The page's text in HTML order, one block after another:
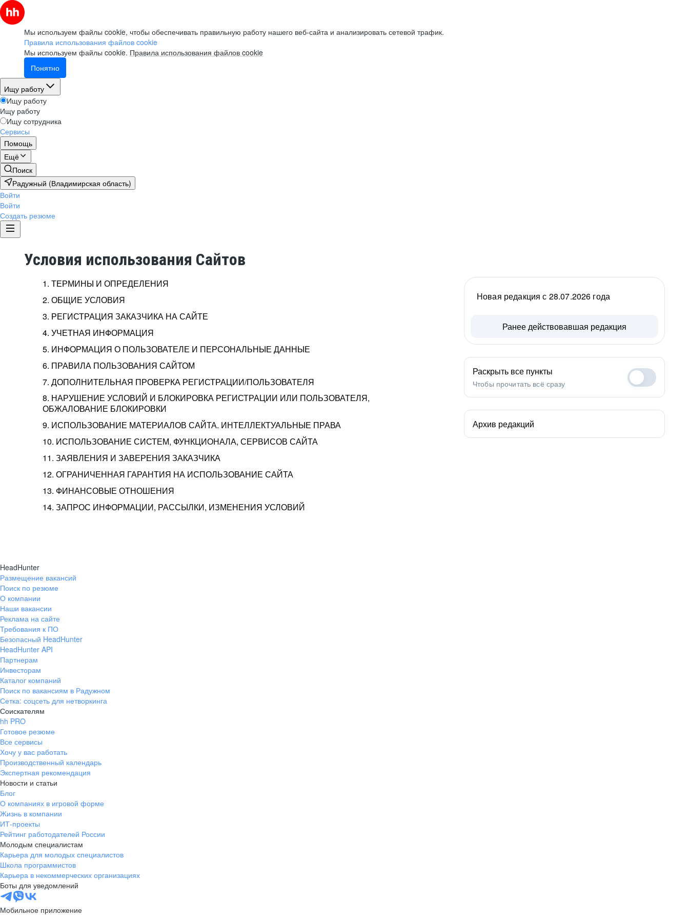
Мы используем файлы cookie, чтобы обеспечивать правильную работу нашего веб-сайта и анализировать сетевой трафик.
Правила использования файлов cookie
Мы используем файлы cookie. Правила использования файлов cookie
Понятно
Ищу работу
Ищу работу
Ищу работу
Ищу сотрудника
Сервисы
Помощь
Ещё
Поиск
Радужный (Владимирская область)
Войти
Войти
Создать резюме
Условия использования Сайтов
1. ТЕРМИНЫ И ОПРЕДЕЛЕНИЯ
2. ОБЩИЕ УСЛОВИЯ
3. РЕГИСТРАЦИЯ ЗАКАЗЧИКА НА САЙТЕ
4. УЧЕТНАЯ ИНФОРМАЦИЯ
5. ИНФОРМАЦИЯ О ПОЛЬЗОВАТЕЛЕ И ПЕРСОНАЛЬНЫЕ ДАННЫЕ
6. ПРАВИЛА ПОЛЬЗОВАНИЯ САЙТОМ
7. ДОПОЛНИТЕЛЬНАЯ ПРОВЕРКА РЕГИСТРАЦИИ/ПОЛЬЗОВАТЕЛЯ
8. НАРУШЕНИЕ УСЛОВИЙ И БЛОКИРОВКА РЕГИСТРАЦИИ ИЛИ ПОЛЬЗОВАТЕЛЯ,
ОБЖАЛОВАНИЕ БЛОКИРОВКИ
9. ИСПОЛЬЗОВАНИЕ МАТЕРИАЛОВ САЙТА. ИНТЕЛЛЕКТУАЛЬНЫЕ ПРАВА
10. ИСПОЛЬЗОВАНИЕ СИСТЕМ, ФУНКЦИОНАЛА, СЕРВИСОВ САЙТА
11. ЗАЯВЛЕНИЯ И ЗАВЕРЕНИЯ ЗАКАЗЧИКА
12. ОГРАНИЧЕННАЯ ГАРАНТИЯ НА ИСПОЛЬЗОВАНИЕ САЙТА
13. ФИНАНСОВЫЕ ОТНОШЕНИЯ
14. ЗАПРОС ИНФОРМАЦИИ, РАССЫЛКИ, ИЗМЕНЕНИЯ УСЛОВИЙ
Новая редакция с 28.07.2026 года
Ранее действовавшая редакция
Раскрыть все пункты
Чтобы прочитать всё сразу
Архив редакций
HeadHunter
Размещение вакансий
Поиск по резюме
О компании
Наши вакансии
Реклама на сайте
Требования к ПО
Безопасный HeadHunter
HeadHunter API
Партнерам
Инвесторам
Каталог компаний
Поиск по вакансиям в Радужном
Сетка: соцсеть для нетворкинга
Соискателям
hh PRO
Готовое резюме
Все сервисы
Хочу у вас работать
Производственный календарь
Экспертная рекомендация
Новости и статьи
Блог
О компаниях в игровой форме
Жизнь в компании
ИТ-проекты
Рейтинг работодателей России
Молодым специалистам
Карьера для молодых специалистов
Школа программистов
Карьера в некоммерческих организациях
Боты для уведомлений
Мобильное приложение